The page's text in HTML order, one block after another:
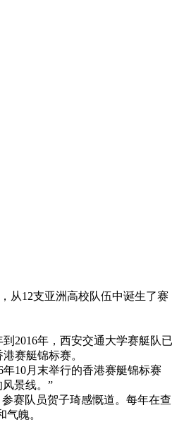
从12支亚洲高校队伍中诞生了赛
2016年，西安交通大学赛艇队已
赛艇锦标赛。
10月末举行的香港赛艇锦标赛
景线。”
赛队员贺子琦感慨道。每年在查
魄。